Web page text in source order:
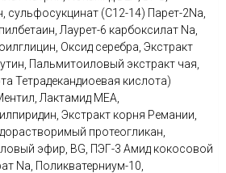
(C12-14) Парет-2Na,
Лаурет-6 карбоксилат Na,
Оксид серебра, Экстракт
Пальмитоиловый экстракт чая,
Тетрадекандиоевая кислота)
Лактамид MEA,
Экстракт корня Ремании,
протеогликан,
эфир, BG, ПЭГ-3 Амид кокосовой
Na, Поликватерниум-10,